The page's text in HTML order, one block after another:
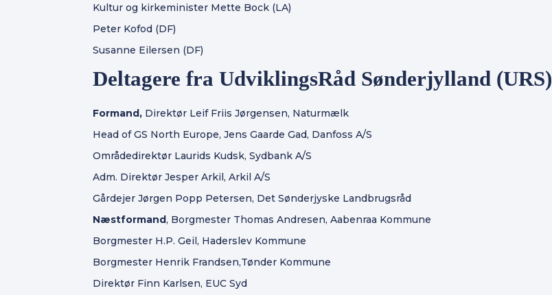
Kultur og kirkeminister Mette Bock (LA)
Peter Kofod (DF)
Susanne Eilersen (DF)
Deltagere fra UdviklingsRåd Sønderjylland (URS)
Formand, Direktør Leif Friis Jørgensen, Naturmælk
Head of GS North Europe, Jens Gaarde Gad, Danfoss A/S
Områdedirektør Laurids Kudsk, Sydbank A/S
Adm. Direktør Jesper Arkil, Arkil A/S
Gårdejer Jørgen Popp Petersen, Det Sønderjyske Landbrugsråd
Næstformand, Borgmester Thomas Andresen, Aabenraa Kommune
Borgmester H.P. Geil, Haderslev Kommune
Borgmester Henrik Frandsen,Tønder Kommune
Direktør Finn Karlsen, EUC Syd